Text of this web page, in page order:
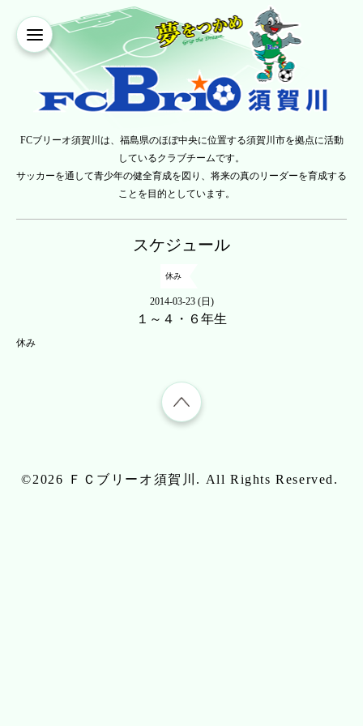
FCブリーオ須賀川は、福島県のほぼ中央に位置する須賀川市を拠点に活動
しているクラブチームです。
サッカーを通して青少年の健全育成を図り、将来の真のリーダーを育成する
ことを目的としています。
スケジュール
休み
2014-03-23 (日)
１～４・６年生
休み
©2026 ＦＣブリーオ須賀川 . All Rights Reserved.